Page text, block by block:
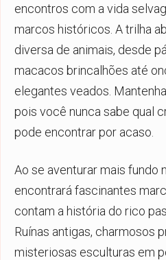
encontros com a vida
marcos históricos. A trilha
diversa de animais, desde
macacos brincalhões até
elegantes veados.
pois você nunca sabe qual
pode encontrar por acaso.
Ao se aventurar mais fundo
encontrará fascinantes
contam a história do rico
Ruínas antigas, charmosos
misteriosas esculturas em